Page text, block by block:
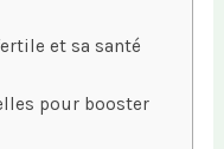
et sa santé
pour booster